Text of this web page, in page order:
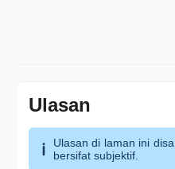
Ulasan
Ulasan di laman ini
bersifat subjektif.